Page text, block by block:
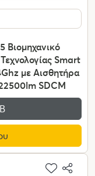
Βιομηχανικό
Smart
με Αισθητήρα
SDCM